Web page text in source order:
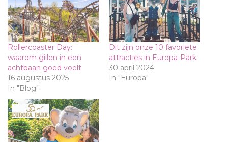
Rollercoaster Day:
waarom gillen in een
achtbaan goed voelt
16 augustus 2025
In "Blog"
Dit zijn onze 10 favoriete
attracties in Europa-Park
30 april 2024
In "Europa"